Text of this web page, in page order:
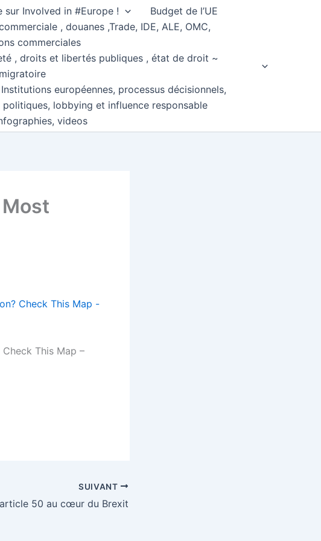
sur Involved in #Europe !
Budget de l’UE
, douanes ,Trade, IDE, ALE, OMC,
commerciales
, droits et libertés publiques , état de droit ~
européennes, processus décisionnels,
politiques, lobbying et influence responsable
videos
This Map –
SUIVANT
50 au cœur du Brexit